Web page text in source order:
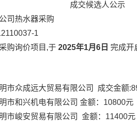
选人公示
司热水器采购
1
购询价项目,于 2025年1月6日 完成开
市众成远大贸易有限公司 成交金额
市和兴机电有限公司 金额：10800元
市峻安贸易有限公司
金额：11400元